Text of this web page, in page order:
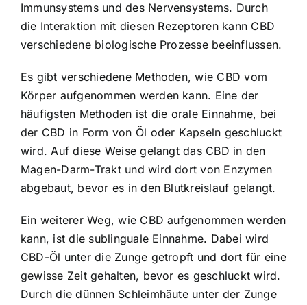
Immunsystems und des Nervensystems. Durch
die Interaktion mit diesen Rezeptoren kann CBD
verschiedene biologische Prozesse beeinflussen.
Es gibt verschiedene Methoden, wie CBD vom
Körper aufgenommen werden kann. Eine der
häufigsten Methoden ist die orale Einnahme, bei
der CBD in Form von Öl oder Kapseln geschluckt
wird. Auf diese Weise gelangt das CBD in den
Magen-Darm-Trakt und wird dort von Enzymen
abgebaut, bevor es in den Blutkreislauf gelangt.
Ein weiterer Weg, wie CBD aufgenommen werden
kann, ist die sublinguale Einnahme. Dabei wird
CBD-Öl unter die Zunge getropft und dort für eine
gewisse Zeit gehalten, bevor es geschluckt wird.
Durch die dünnen Schleimhäute unter der Zunge